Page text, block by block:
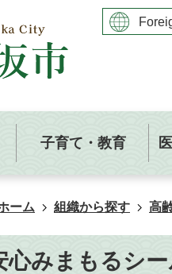
子育て・教育
ーム 組織から探す 高
心みまもるシ